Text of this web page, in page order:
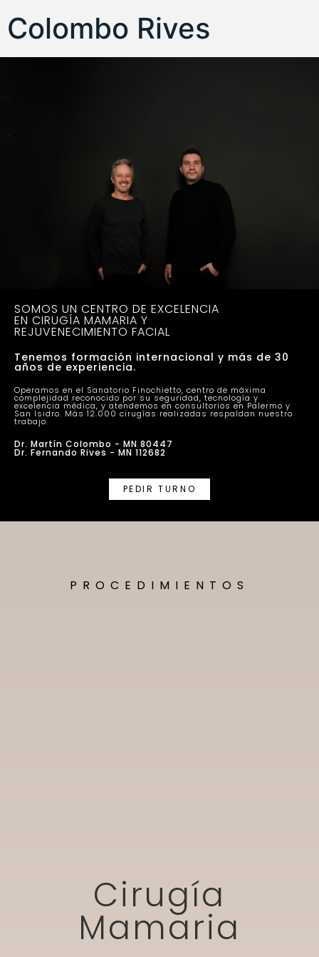
Colombo Rives
SOMOS UN CENTRO DE EXCELENCIA
EN CIRUGÍA MAMARIA Y
REJUVENECIMIENTO FACIAL
Tenemos formación internacional y más de 30
años de experiencia.
Operamos en el Sanatorio Finochietto, centro de máxima
complejidad reconocido por su seguridad, tecnología y
excelencia médica, y atendemos en consultorios en Palermo y
San Isidro. Más 12.000 cirugías realizadas respaldan nuestro
trabajo.
Dr. Martín Colombo - MN 80447
Dr. Fernando Rives - MN 112682
PEDIR TURNO
PROCEDIMIENTOS
Cirugía
Mamaria